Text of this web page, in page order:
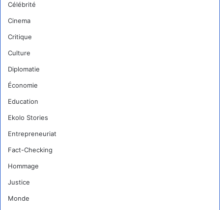
Célébrité
Cinema
Critique
Culture
Diplomatie
Économie
Education
Ekolo Stories
Entrepreneuriat
Fact-Checking
Hommage
Justice
Monde